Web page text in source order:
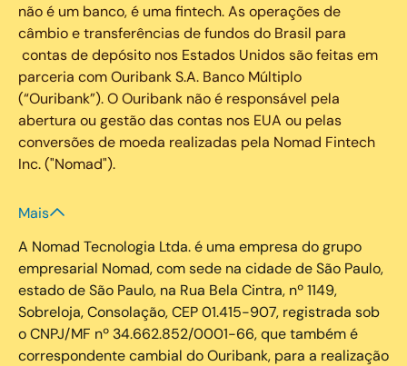
não é um banco, é uma fintech. As operações de
câmbio e transferências de fundos do Brasil para
contas de depósito nos Estados Unidos são feitas em
parceria com Ouribank S.A. Banco Múltiplo
(“Ouribank”). O Ouribank não é responsável pela
abertura ou gestão das contas nos EUA ou pelas
conversões de moeda realizadas pela Nomad Fintech
Inc. ("Nomad").
Mais
A Nomad Tecnologia Ltda. é uma empresa do grupo
empresarial Nomad, com sede na cidade de São Paulo,
estado de São Paulo, na Rua Bela Cintra, nº 1149,
Sobreloja, Consolação, CEP 01.415-907, registrada sob
o CNPJ/MF nº 34.662.852/0001-66, que também é
correspondente cambial do Ouribank, para a realização